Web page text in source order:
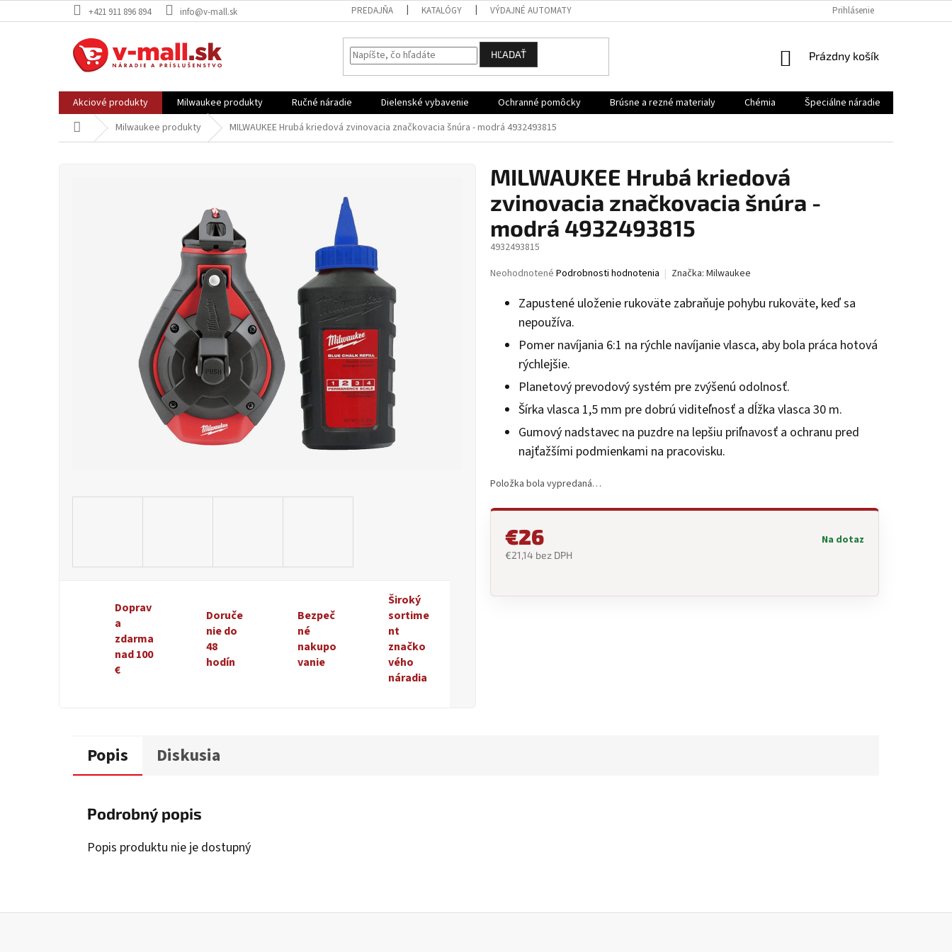
na
+421 911 896 894 info@v-mall.sk PREDAJŇA KATALÓGY VÝDAJNÉ AUTOMATY Prihlásenie
HĽADAŤ
NÁKUPNÝ
Prázdny košík
Akciové produkty Milwaukee produkty Ručné náradie Dielenské vybavenie Ochranné pomôcky Brúsne a rezné materialy Chémia Špeciálne náradie
DomovMilwaukee produkty MILWAUKEE Hrubá kriedová zvinovacia značkovacia šnúra - modrá 4932493815
Doprav
a
zdarma
nad 100
€
Doruče
nie do
48
hodín
Bezpeč
né
nakupo
vanie
Široký
sortime
nt
značko
vého
náradia
MILWAUKEE Hrubá kriedová
zvinovacia značkovacia šnúra -
modrá 4932493815
4932493815
Priemerné
produktu
hviezdičiek.
Neohodnotené Podrobnosti hodnotenia Značka: Milwaukee
Zapustené uloženie rukoväte zabraňuje pohybu rukoväte, keď sa
nepoužíva.
Pomer navíjania 6:1 na rýchle navíjanie vlasca, aby bola práca hotová
rýchlejšie.
Planetový prevodový systém pre zvýšenú odolnosť.
Šírka vlasca 1,5 mm pre dobrú viditeľnosť a dĺžka vlasca 30 m.
Gumový nadstavec na puzdre na lepšiu priľnavosť a ochranu pred
najťažšími podmienkami na pracovisku.
Položka bola vypredaná…
€26
€21,14 bez DPH
Na dotaz
Popis Diskusia
Podrobný popis
Popis produktu nie je dostupný